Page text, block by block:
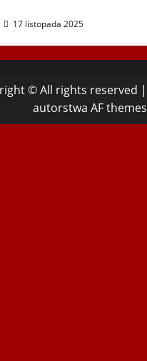
17 listopada 2025
© All rights reserved |
autorstwa AF themes